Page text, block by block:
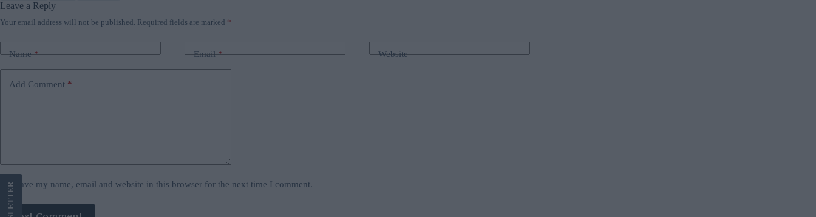
Leave a Reply
Your email address will not be published. Required fields are marked *
Name* Email* Website
Add Comment *
Save my name, email and website in this browser for the next time I comment.
LETTER